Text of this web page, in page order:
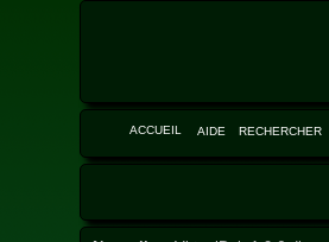
ACCUEIL AIDE RECHERCHER